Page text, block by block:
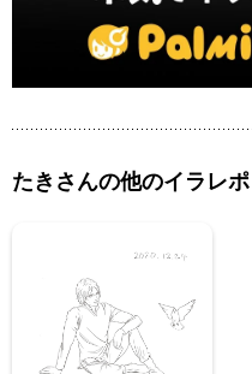
たきさんの他のイラレポ